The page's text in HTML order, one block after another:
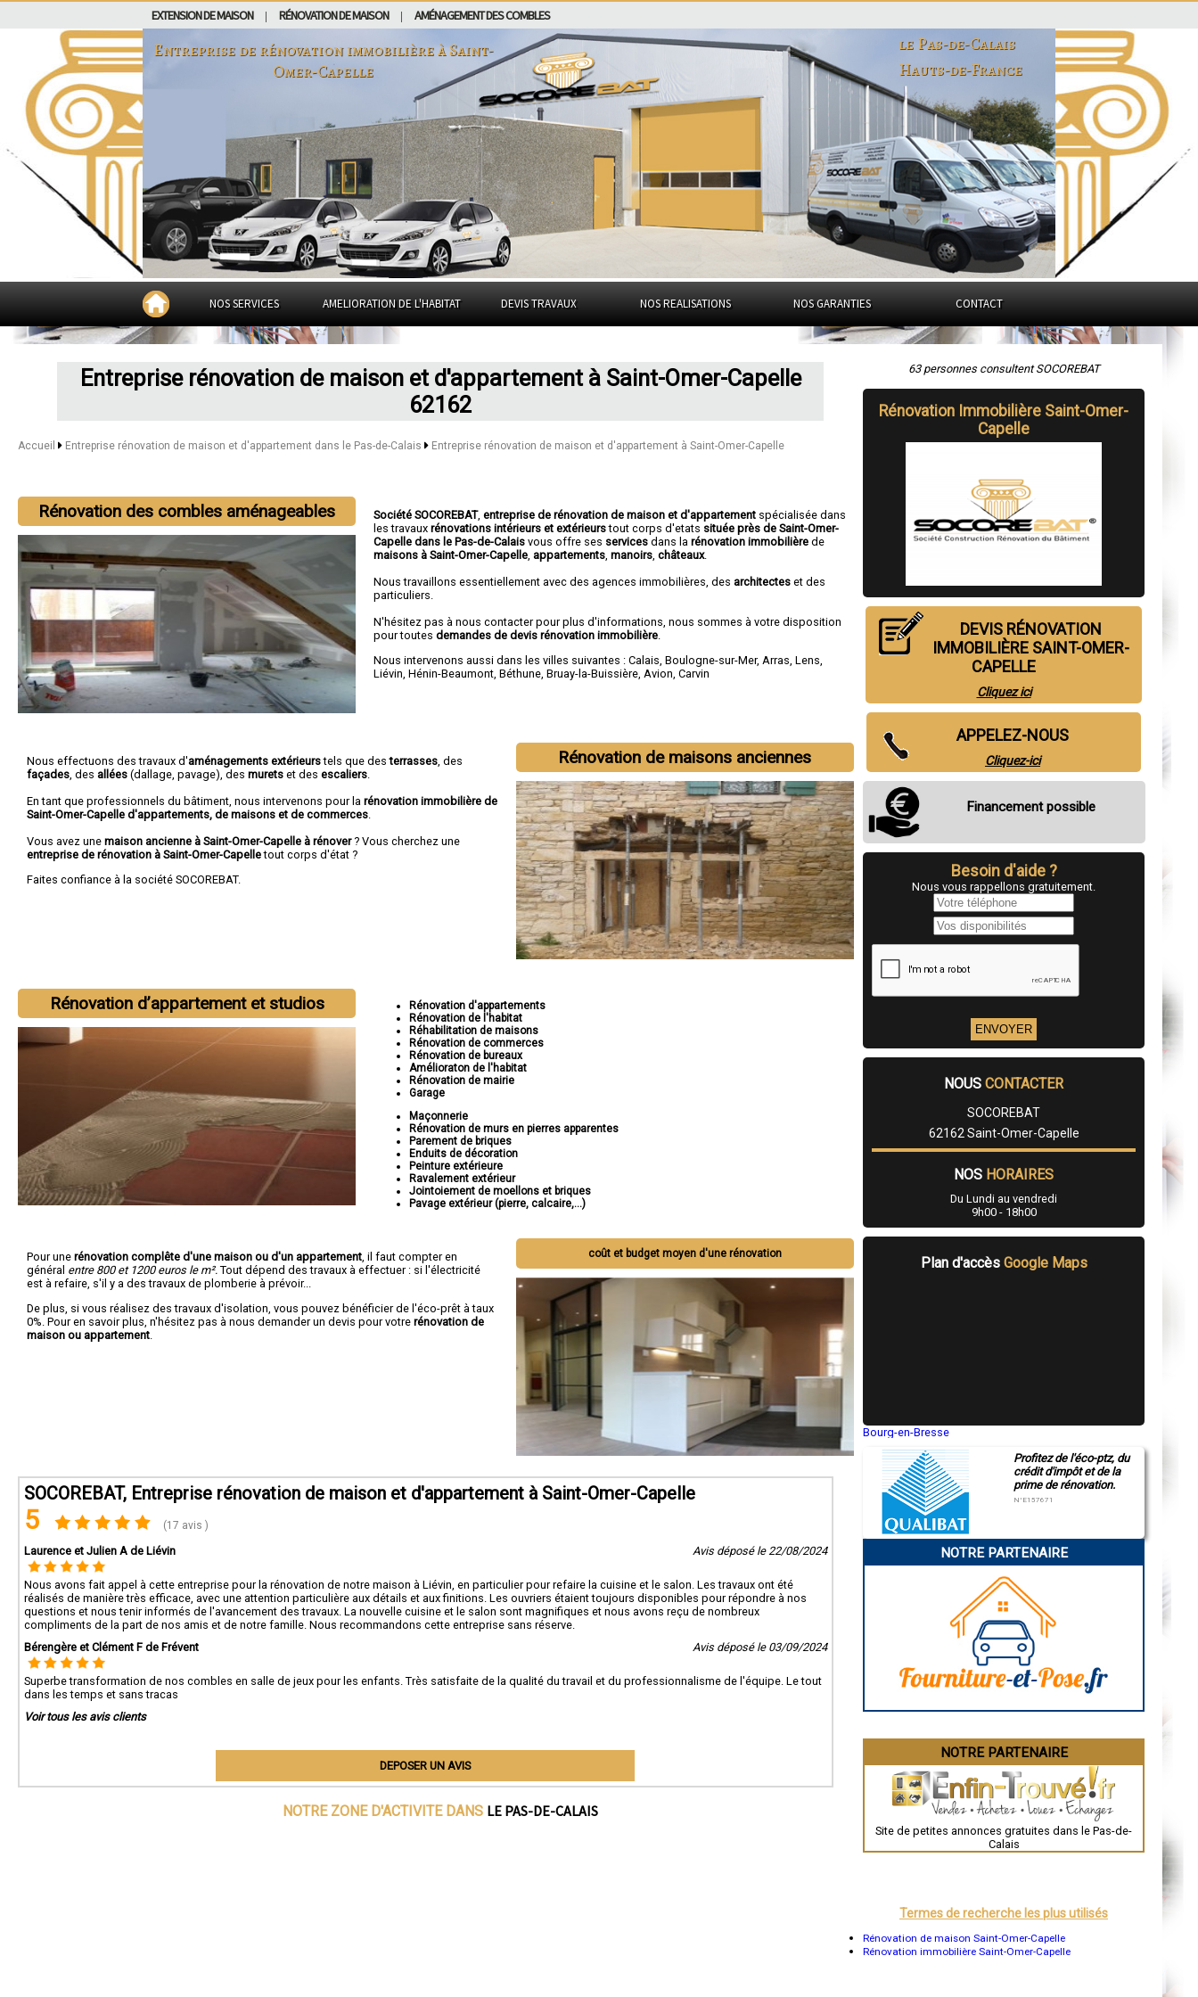
EXTENSION DE MAISON RÉNOVATION DE MAISON AMÉNAGEMENT DES COMBLES
Entreprise de rénovation immobilière àSaint-
Omer-Capelle
le Pas-de-Calais
Hauts-de-France
NOS SERVICES AMELIORATION DE L'HABITAT DEVIS TRAVAUX NOS REALISATIONS NOS GARANTIES CONTACT
Entreprise rénovation de maison et d'appartement à Saint-Omer-Capelle
62162
Accueil Entreprise rénovation de maison et d'appartement dans le Pas-de-Calais Entreprise rénovation de maison et d'appartement à Saint-Omer-Capelle
Rénovation des combles aménageables Société SOCOREBAT,entreprise de rénovation de maison et d'appartement spécialisée dans
les travauxrénovations intérieurs et extérieurstout corps d'etats située près de Saint-Omer-
Capelle dans le Pas-de-Calaisvous offre ses services dans larénovation immobilière de
maisons à Saint-Omer-Capelle appartements ,manoirs ,châteaux.
Nous travaillons essentiellement avec des agences immobilières, des architectes et des
particuliers.
N'hésitez pas à nous contacter pour plus d'informations, nous sommes à votre disposition
pour toutesdemandes de devis rénovation immobilière
Nous intervenons aussi dans les villes suivantes :Calais ,Boulogne-sur-Mer, Arras ,Lens
Liévin ,Hénin-Beaumont ,Béthune ,Bruay-la-Buissière Avion ,Carvin
Rénovation de maisons anciennes
Nous effectuons des travaux d'aménagements extérieurstels que desterrasses , des
façades , des allées (dallage, pavage), des murets et des escaliers
En tant que professionnels du bâtiment, nous intervenons pour la rénovation immobilière de
Saint-Omer-Capelle d'appartements, de maisons et de commerces
Vous avez une maison ancienne à Saint-Omer-Capelle à rénover? Vous cherchez une
entreprise de rénovation à Saint-Omer-Capelletout corps d'état ?
Faites confiance à la société SOCOREBAT.
Rénovation d’appartement et studios
Rénovation d'appartements
Rénovation de l'habitat
Réhabilitation de maisons
Rénovation de commerces
Rénovation de bureaux
Amélioraton de l'habitat
Rénovation de mairie
Garage
Maçonnerie
Rénovation de murs en pierres apparentes
Parement de briques
Enduits de décoration
Peinture extérieure
Ravalement extérieur
Jointoiement de moellons et briques
Pavage extérieur (pierre, calcaire,...)
coût et budget moyen d'une rénovation
Pour une rénovation complête d'une maison ou d'un appartement , il faut compter en
général entre 800 et 1200 euros le m². Tout dépend des travaux à effectuer : si l'électricité
est à refaire, s'il y a des travaux de plomberie à prévoir...
De plus, si vous réalisez des travaux d'isolation, vous pouvez bénéficier de l'éco-prêt à taux
0%. Pour en savoir plus, n'hésitez pas à nous demander un devis pour votre rénovation de
maison ou appartement
SOCOREBAT, Entreprise rénovation de maison et d'appartement à Saint-Omer-Capelle
5 (17 avis )
Laurence et Julien A de Liévin Avis déposé le 22/08/2024
Nous avons fait appel à cette entreprise pour la rénovation de notre maison à Liévin, en particulier pour refaire la cuisine et le salon. Les travaux ont été
réalisés de manière très efficace, avec une attention particulière aux détails et aux finitions. Les ouvriers étaient toujours disponibles pour répondre à nos
questions et nous tenir informés de l'avancement des travaux. La nouvelle cuisine et le salon sont magnifiques et nous avons reçu de nombreux
compliments de la part de nos amis et de notre famille. Nous recommandons cette entreprise sans réserve.
Bérengère et Clément F de Frévent
Avis déposé le 03/09/2024
Superbe transformation de nos combles en salle de jeux pour les enfants. Très satisfaite de la qualité du travail et du professionnalisme de l'équipe. Le tout
dans les temps et sans tracas
Voir tous les avis clients
DEPOSER UN AVIS
NOTRE ZONE D'ACTIVITE DANS LE PAS-DE-CALAIS
63 personnes consultent SOCOREBAT
Rénovation Immobilière Saint-Omer-
Capelle
DEVIS RÉNOVATION
IMMOBILIÈRE SAINT-OMER-
CAPELLE
Cliquez ici
APPELEZ-NOUS
Cliquez-ici
Financement possible
Besoin d'aide ?
Nous vous rappellons gratuitement.
NOUS CONTACTER
SOCOREBAT
62162 Saint-Omer-Capelle
NOS HORAIRES
Du Lundi au vendredi
9h00 - 18h00
Plan d'accès Google Maps
Bourg-en-Bresse
Montluçon
Manosque
Gap
Charleville-Mézières
Pamiers
Narbonne
Brive-la-Gaillarde
Guéret
Besançon
Évreux
Chartres
Nîmes
Auch
Grenoble
Mont-de-Marsan
Blois
Profitez de l'éco-ptz, du
crédit d'impôt et de la
prime de rénovation.
N°E157671
NOTRE PARTENAIRE
NOTRE PARTENAIRE
Site de petites annonces gratuites dans le Pas-de-
Calais
Termes de recherche les plus utilisés
Rénovation de maison Saint-Omer-Capelle
Rénovation immobilière Saint-Omer-Capelle